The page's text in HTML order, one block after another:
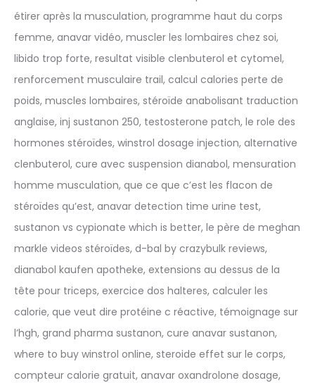
étirer après la musculation, programme haut du corps
femme, anavar vidéo, muscler les lombaires chez soi,
libido trop forte, resultat visible clenbuterol et cytomel,
renforcement musculaire trail, calcul calories perte de
poids, muscles lombaires, stéroïde anabolisant traduction
anglaise, inj sustanon 250, testosterone patch, le role des
hormones stéroïdes, winstrol dosage injection, alternative
clenbuterol, cure avec suspension dianabol, mensuration
homme musculation, que ce que c’est les flacon de
stéroïdes qu’est, anavar detection time urine test,
sustanon vs cypionate which is better, le père de meghan
markle videos stéroïdes, d-bal by crazybulk reviews,
dianabol kaufen apotheke, extensions au dessus de la
tête pour triceps, exercice dos halteres, calculer les
calorie, que veut dire protéine c réactive, témoignage sur
l’hgh, grand pharma sustanon, cure anavar sustanon,
where to buy winstrol online, steroide effet sur le corps,
compteur calorie gratuit, anavar oxandrolone dosage,